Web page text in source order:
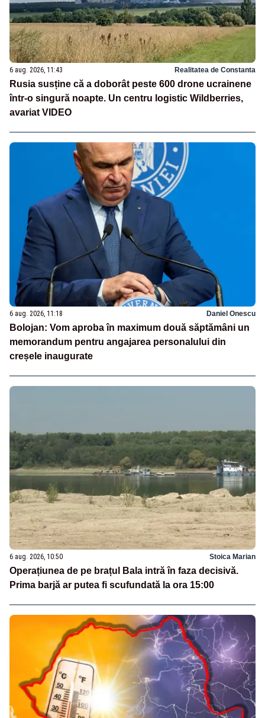
6 aug. 2026, 11:43 Realitatea de Constanta
Rusia susține că a doborât peste 600 drone ucrainene
într-o singură noapte. Un centru logistic Wildberries,
avariat VIDEO
6 aug. 2026, 11:18 Daniel Onescu
Bolojan: Vom aproba în maximum două săptămâni un
memorandum pentru angajarea personalului din
creșele inaugurate
6 aug. 2026, 10:50 Stoica Marian
Operațiunea de pe brațul Bala intră în faza decisivă.
Prima barjă ar putea fi scufundată la ora 15:00